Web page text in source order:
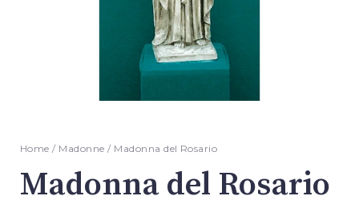
Home / Madonne / Madonna del Rosario
Madonna del Rosario